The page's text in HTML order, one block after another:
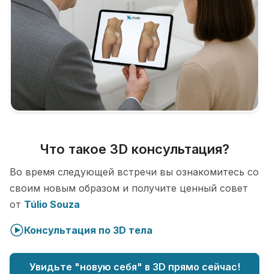
Что такое 3D консультация?
Во время следующей встречи вы ознакомитесь со
своим новым образом и получите ценный совет
от Túlio Souza
Консультация по 3D тела
Увидьте "новую себя" в 3D прямо сейчас!